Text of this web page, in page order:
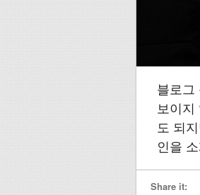
블로그
보이
도 되
인을
Share it: